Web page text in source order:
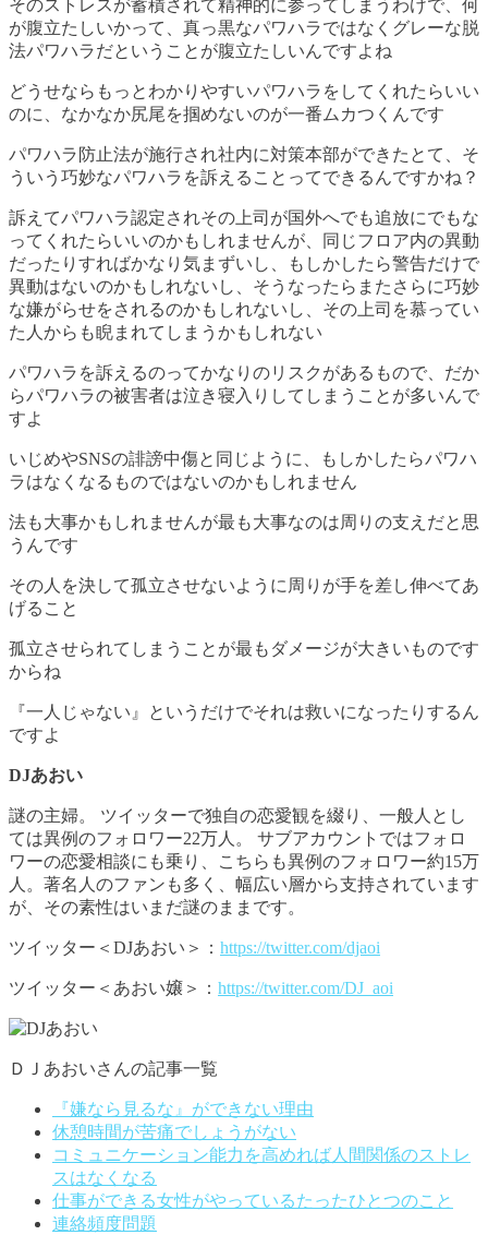
そのストレスが蓄積されて精神的に参ってしまうわけで、何
が腹立たしいかって、真っ黒なパワハラではなくグレーな脱
法パワハラだということが腹立たしいんですよね
どうせならもっとわかりやすいパワハラをしてくれたらいい
のに、なかなか尻尾を掴めないのが一番ムカつくんです
パワハラ防止法が施行され社内に対策本部ができたとて、そ
ういう巧妙なパワハラを訴えることってできるんですかね？
訴えてパワハラ認定されその上司が国外へでも追放にでもな
ってくれたらいいのかもしれませんが、同じフロア内の異動
だったりすればかなり気まずいし、もしかしたら警告だけで
異動はないのかもしれないし、そうなったらまたさらに巧妙
な嫌がらせをされるのかもしれないし、その上司を慕ってい
た人からも睨まれてしまうかもしれない
パワハラを訴えるのってかなりのリスクがあるもので、だか
らパワハラの被害者は泣き寝入りしてしまうことが多いんで
すよ
いじめやSNSの誹謗中傷と同じように、もしかしたらパワハ
ラはなくなるものではないのかもしれません
法も大事かもしれませんが最も大事なのは周りの支えだと思
うんです
その人を決して孤立させないように周りが手を差し伸べてあ
げること
孤立させられてしまうことが最もダメージが大きいものです
からね
『一人じゃない』というだけでそれは救いになったりするん
ですよ
DJあおい
謎の主婦。 ツイッターで独自の恋愛観を綴り、一般人とし
ては異例のフォロワー22万人。 サブアカウントではフォロ
ワーの恋愛相談にも乗り、こちらも異例のフォロワー約15万
人。著名人のファンも多く、幅広い層から支持されています
が、その素性はいまだ謎のままです。
ツイッター＜DJあおい＞： https://twitter.com/djaoi
ツイッター＜あおい嬢＞： https://twitter.com/DJ_aoi
ＤＪあおいさんの記事一覧
『嫌なら見るな』ができない理由
休憩時間が苦痛でしょうがない
コミュニケーション能力を高めれば人間関係のストレ
スはなくなる
仕事ができる女性がやっているたったひとつのこと
連絡頻度問題